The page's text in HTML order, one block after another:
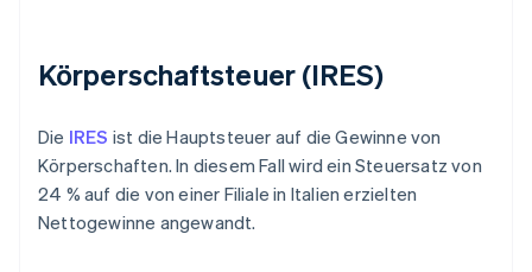
Körperschaftsteuer (IRES)
Die IRES ist die Hauptsteuer auf die Gewinne von
Körperschaften. In diesem Fall wird ein Steuersatz von
24 % auf die von einer Filiale in Italien erzielten
Nettogewinne angewandt.